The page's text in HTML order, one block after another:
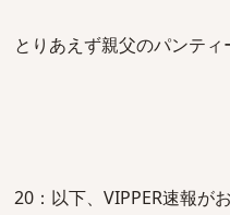
とりあえず親父のパンティ
20：以下、VIPPER速報が